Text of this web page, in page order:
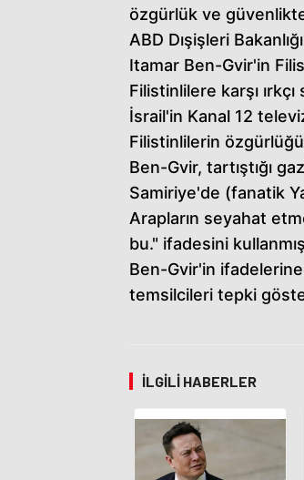
özgürlük ve
ABD Dışişleri
Itamar Ben-Gvir'in
Filistinlilere karşı
İsrail'in Kanal 12
Filistinlilerin
Ben-Gvir, tartıştığı
Samiriye'de (fanatik
Arapların seyahat
bu." ifadesini
Ben-Gvir'in
temsilcileri tepki
İLGILI HABERLER